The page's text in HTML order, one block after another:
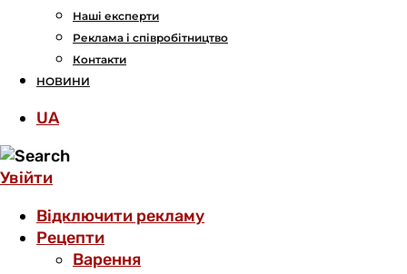
Наші експерти
Реклама і співробітництво
Контакти
НОВИНИ
UA
Увійти
Відключити рекламу
Рецепти
Варення